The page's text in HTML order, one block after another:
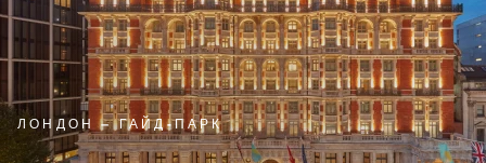
ЛОНДОН — ГАЙД-ПАРК